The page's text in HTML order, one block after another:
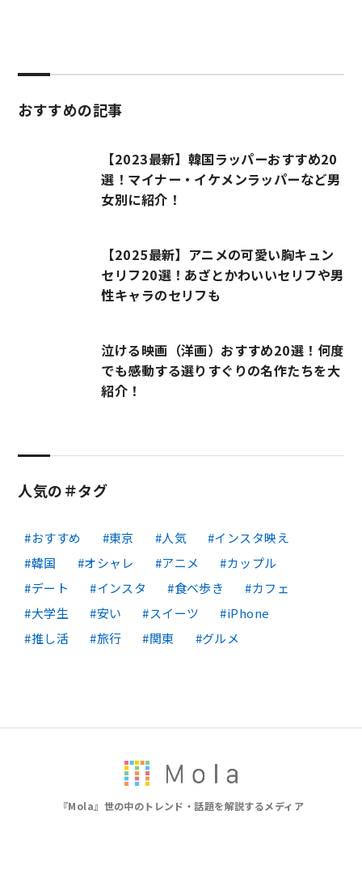
おすすめの記事
【2023最新】韓国ラッパーおすすめ20
選！マイナー・イケメンラッパーなど男
女別に紹介！
【2025最新】アニメの可愛い胸キュン
セリフ20選！あざとかわいいセリフや男
性キャラのセリフも
泣ける映画（洋画）おすすめ20選！何度
でも感動する選りすぐりの名作たちを大
紹介！
人気の＃タグ
おすすめ 東京 人気
インスタ映え
韓国
オシャレ アニメ
カップル
デート
インスタ 食べ歩き
カフェ
大学生
安い スイーツ
iPhone
推し活
旅行 関東 グルメ
『Mola』世の中のトレンド・話題を解説するメディア